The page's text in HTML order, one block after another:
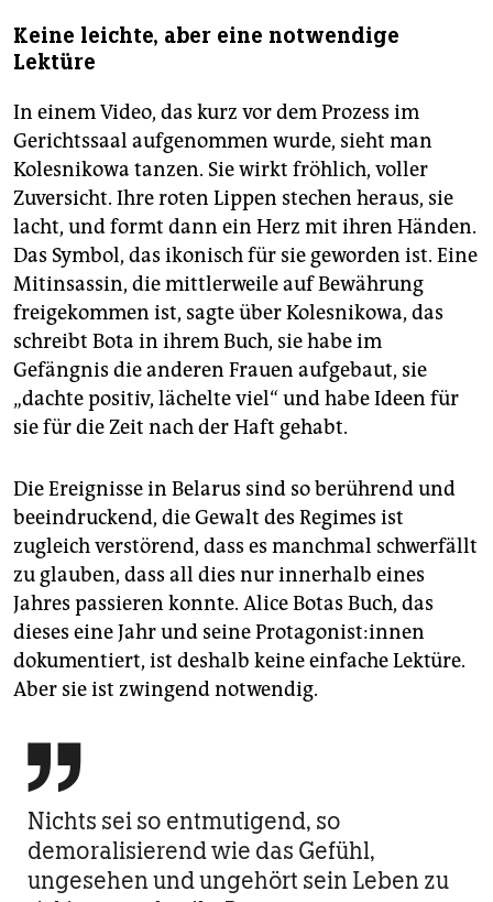
Keine leichte, aber eine notwendige
Lektüre
In einem Video, das kurz vor dem Prozess im
Gerichtssaal aufgenommen wurde, sieht man
Kolesnikowa tanzen. Sie wirkt fröhlich, voller
Zuversicht. Ihre roten Lippen stechen heraus, sie
lacht, und formt dann ein Herz mit ihren Händen.
Das Symbol, das ikonisch für sie geworden ist. Eine
Mitinsassin, die mittlerweile auf Bewährung
freigekommen ist, sagte über Kolesnikowa, das
schreibt Bota in ihrem Buch, sie habe im
Gefängnis die anderen Frauen aufgebaut, sie
„dachte positiv, lächelte viel“ und habe Ideen für
sie für die Zeit nach der Haft gehabt.
Die Ereignisse in Belarus sind so berührend und
beeindruckend, die Gewalt des Regimes ist
zugleich verstörend, dass es manchmal schwerfällt
zu glauben, dass all dies nur innerhalb eines
Jahres passieren konnte. Alice Botas Buch, das
dieses eine Jahr und seine Prot­ago­nis­t:in­nen
dokumentiert, ist deshalb keine einfache Lektüre.
Aber sie ist zwingend notwendig.

Nichts sei so entmutigend, so
demoralisierend wie das Gefühl,
ungesehen und ungehört sein Leben zu